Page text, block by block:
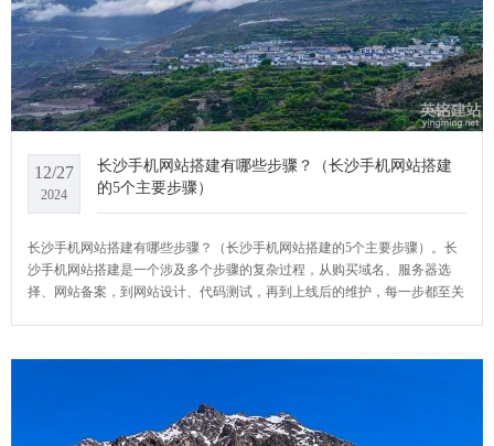
12/27
2024
长沙手机网站搭建有哪些步骤？（长沙手机网站搭建
的5个主要步骤）
长沙手机网站搭建有哪些步骤？（长沙手机网站搭建的5个主要步骤）。长
沙手机网站搭建是一个涉及多个步骤的复杂过程，从购买域名、服务器选
择、网站备案，到网站设计、代码测试，再到上线后的维护，每一步都至关